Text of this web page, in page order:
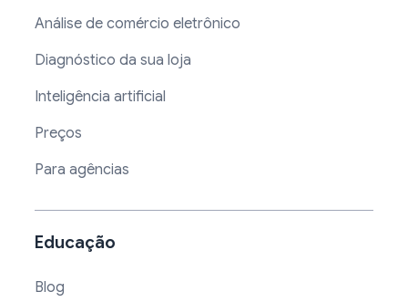
Análise de comércio eletrônico
Diagnóstico da sua loja
Inteligência artificial
Preços
Para agências
Educação
Blog